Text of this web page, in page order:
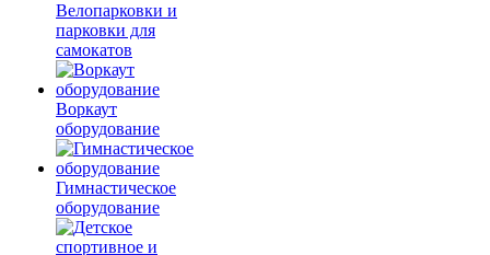
Велопарковки и
парковки для
самокатов
Воркаут
оборудование
Гимнастическое
оборудование